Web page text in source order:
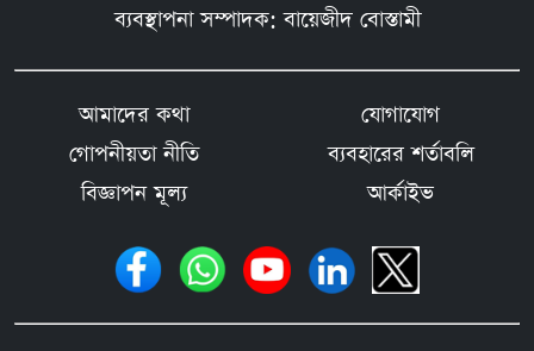
ব্যবস্থাপনা সম্পাদক: বায়েজীদ বোস্তামী
আমাদের কথা
যোগাযোগ
গোপনীয়তা নীতি
ব্যবহারের শর্তাবলি
বিজ্ঞাপন মূল্য
আর্কাইভ